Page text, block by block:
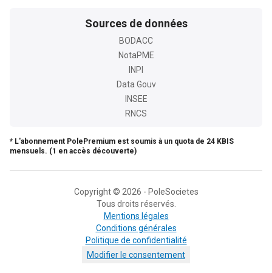
Sources de données
BODACC
NotaPME
INPI
Data Gouv
INSEE
RNCS
* L'abonnement PolePremium est soumis à un quota de 24 KBIS
mensuels. (1 en accès découverte)
Copyright © 2026 - PoleSocietes
Tous droits réservés.
Mentions légales
Conditions générales
Politique de confidentialité
Modifier le consentement